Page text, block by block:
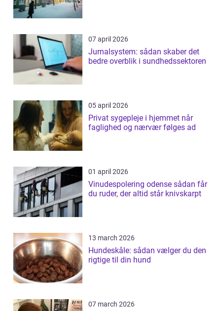
07 april 2026
Jurnalsystem: sådan skaber det
bedre overblik i sundhedssektoren
05 april 2026
Privat sygepleje i hjemmet når
faglighed og nærvær følges ad
01 april 2026
Vinudespolering odense sådan får
du ruder, der altid står knivskarpt
13 march 2026
Hundeskåle: sådan vælger du den
rigtige til din hund
07 march 2026